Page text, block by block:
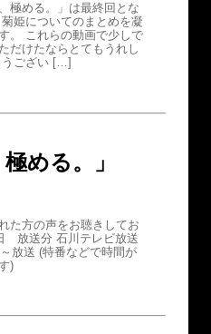
極める。」は最終回とな
姫についてのまとめを凝
。 これらの動画で少しで
だけたならとてもうれし
うござい […]
める。」
た方の声をお聴きしてお
放送分 石川テレビ放送
放送 (特番などで時間が
)